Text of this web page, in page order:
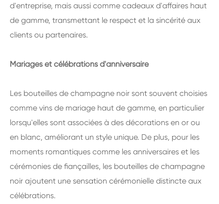
d'entreprise, mais aussi comme cadeaux d'affaires haut
de gamme, transmettant le respect et la sincérité aux
clients ou partenaires.
Mariages et célébrations d'anniversaire
Les bouteilles de champagne noir sont souvent choisies
comme vins de mariage haut de gamme, en particulier
lorsqu'elles sont associées à des décorations en or ou
en blanc, améliorant un style unique. De plus, pour les
moments romantiques comme les anniversaires et les
cérémonies de fiançailles, les bouteilles de champagne
noir ajoutent une sensation cérémonielle distincte aux
célébrations.